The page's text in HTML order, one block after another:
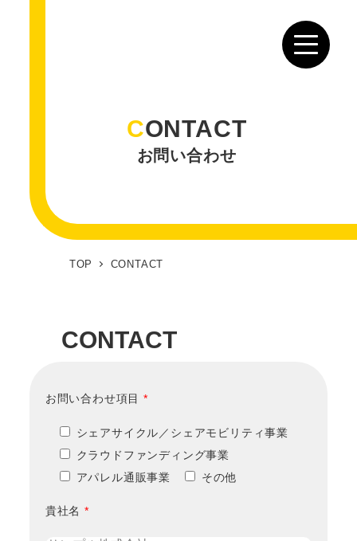
TOP CONTACT
CONTACT
お問い合わせ
CONTACT
お問い合わせ項目 *
シェアサイクル／シェアモビリティ事業
クラウドファンディング事業
アパレル通販事業
その他
貴社名 *